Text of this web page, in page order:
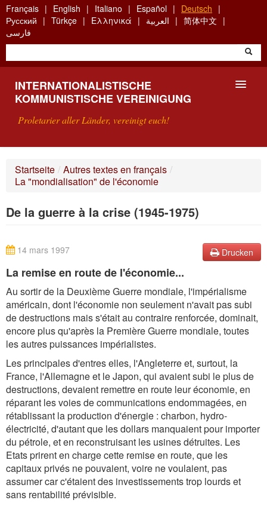
Skip
to
main
content
Français English Italiano Español
Deutsch
Русский
Türkçe Ελληνικά العربية
简体中文
فارسی
INTERNATIONALISTISCHE
KOMMUNISTISCHE VEREINIGUNG
Proletarier aller Länder, vereinigt euch!
WAS IST DIE IKV?
SUCHE
Startseite / Autres textes en français /
La "mondialisation" de l'économie
De la guerre à la crise (1945-1975)
Drucken
14 mars 1997
La remise en route de l'économie...
Au sortir de la Deuxième Guerre mondiale, l'impérialisme
américain, dont l'économie non seulement n'avait pas subi
de destructions mais s'était au contraire renforcée, dominait,
encore plus qu'après la Première Guerre mondiale, toutes
les autres puissances impérialistes.
Les principales d'entres elles, l'Angleterre et, surtout, la
France, l'Allemagne et le Japon, qui avaient subi le plus de
destructions, devaient remettre en route leur économie, en
réparant les voies de communications endommagées, en
rétablissant la production d'énergie : charbon, hydro-
électricité, d'autant que les dollars manquaient pour importer
du pétrole, et en reconstruisant les usines détruites. Les
Etats prirent en charge cette remise en route, que les
capitaux privés ne pouvaient, voire ne voulaient, pas
assumer car c'étaient des investissements trop lourds et
sans rentabilité prévisible.